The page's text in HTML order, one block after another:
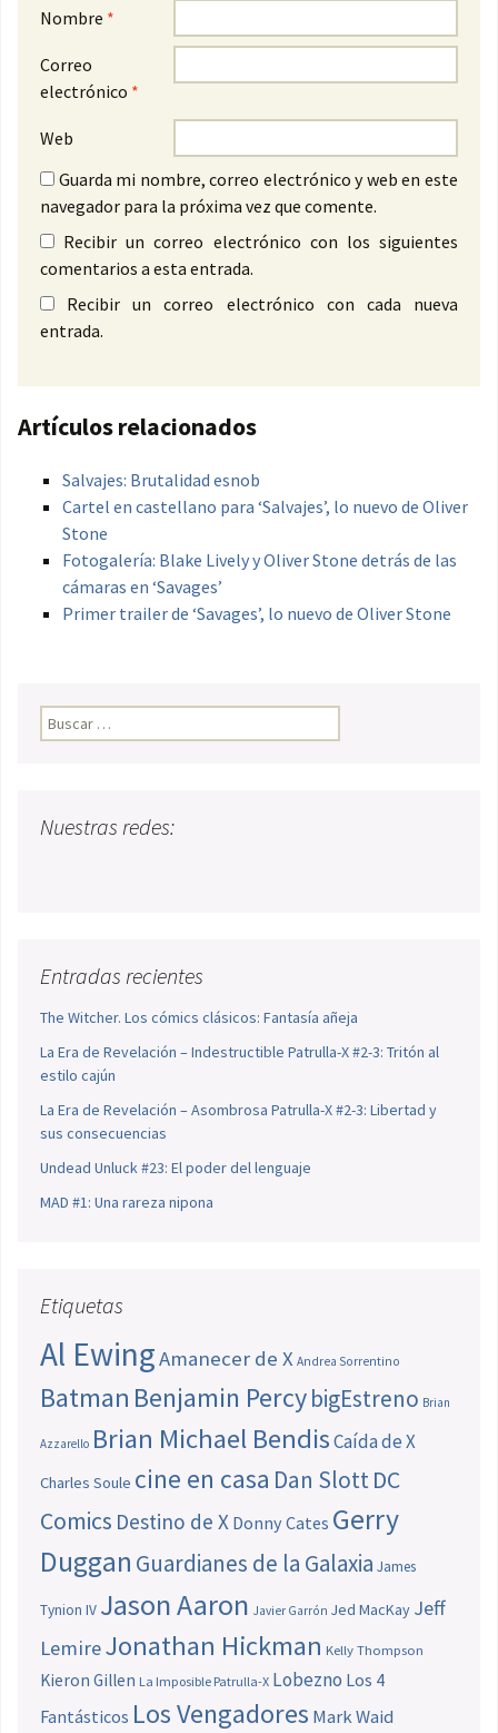
Nombre *
Correo
electrónico *
Web
Guarda mi nombre, correo electrónico y web en este
navegador para la próxima vez que comente.
Recibir un correo electrónico con los siguientes
comentarios a esta entrada.
Recibir un correo electrónico con cada nueva
entrada.
Artículos relacionados
Salvajes: Brutalidad esnob
Cartel en castellano para ‘Salvajes’, lo nuevo de Oliver
Stone
Fotogalería: Blake Lively y Oliver Stone detrás de las
cámaras en ‘Savages’
Primer trailer de ‘Savages’, lo nuevo de Oliver Stone
Buscar:
Nuestras redes:
Entradas recientes
The Witcher. Los cómics clásicos: Fantasía añeja
La Era de Revelación – Indestructible Patrulla-X #2-3: Tritón al
estilo cajún
La Era de Revelación – Asombrosa Patrulla-X #2-3: Libertad y
sus consecuencias
Undead Unluck #23: El poder del lenguaje
MAD #1: Una rareza nipona
Etiquetas
Al EwingAmanecer de X Andrea Sorrentino
Batman Benjamin PercybigEstreno Brian
Azzarello Brian Michael BendisCaída de X
Charles Soule cine en casa Dan SlottDC
Comics Destino de X Donny Cates Gerry
Duggan Guardianes de la Galaxia James
Tynion IV Jason Aaron Javier Garrón Jed MacKay Jeff
LemireJonathan Hickman Kelly Thompson
Kieron Gillen La Imposible Patrulla-X Lobezno Los 4
Fantásticos Los Vengadores Mark Waid